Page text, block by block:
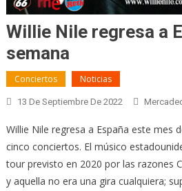
Willie Nile regresa a
semana
Conciertos Noticias
13 De Septiembre De 2022
Willie Nile regresa a España este mes
cinco conciertos. El músico
tour previsto en 2020 por las razones
y aquella no era una gira cualquiera;